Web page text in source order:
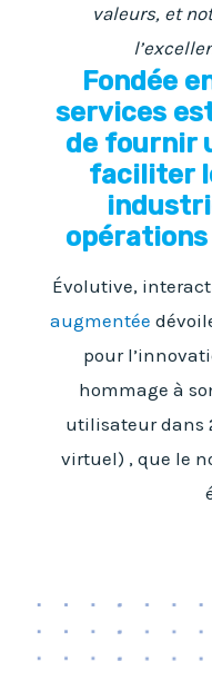
valeurs, et
Fondée
services
de fournir
faciliter
Évolutive,
augmentée
pour
hommage à
utilisateur dans
virtuel) , que le